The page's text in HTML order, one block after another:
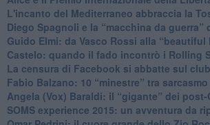
​L'incanto del Mediterraneo abbraccia la
​Diego Spagnoli e la “macchina da guerra”
​Guido Elmi: da Vasco Rossi alla “beautiful
​Castelo: quando il fado incontrò i Rolling
La censura di Facebook si abbatte sul
Fabio Balzano: 10 “minestre” tra
Angela (Vox) Baraldi: il “gigante” dei post-
​SOMS experience 2015: un avventura da